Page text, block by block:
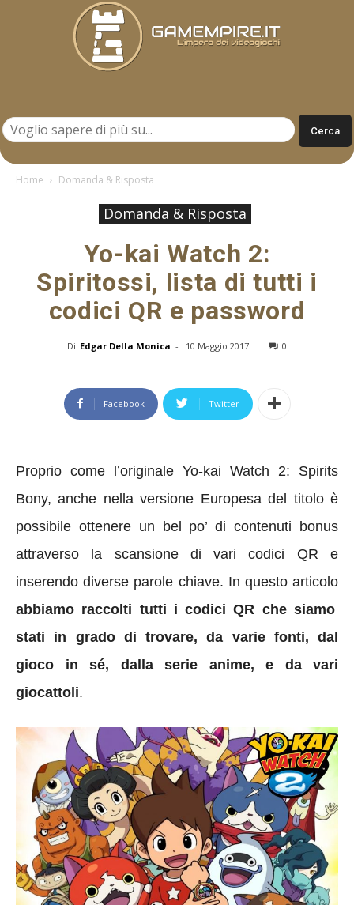
Home Domanda & Risposta
Domanda & Risposta
Yo-kai Watch 2:
Spiritossi, lista di tutti i
codici QR e password
Di Edgar Della Monica - 10 Maggio 2017 0
Facebook Twitter
Proprio come l’originale Yo-kai Watch 2: Spirits
Bony, anche nella versione Europesa del titolo è
possibile ottenere un bel po’ di contenuti bonus
attraverso la scansione di vari codici QR e
inserendo diverse parole chiave. In questo articolo
abbiamo raccolti tutti i codici QR che siamo
stati in grado di trovare, da varie fonti, dal
gioco in sé, dalla serie anime, e da vari
giocattoli.